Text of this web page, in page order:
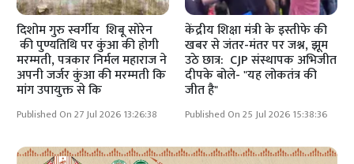
दिशोम गुरु स्वर्गीय शिबू सोरेन
की पुण्यतिथि पर कुंआ की होगी
मरम्मती, पत्रकार निर्मल महाराज ने
अपनी जर्जर कुंआ की मरम्मती कि
मांग उपायुक्त से कि
Published On 27 Jul 2026 13:26:38
केंद्रीय शिक्षा मंत्री के इस्तीफे की
खबर से जंतर-मंतर पर जश्न, झूम
उठे छात्र: CJP संस्थापक अभिजीत
दीपके बोले- "यह लोकतंत्र की
जीत है"
Published On 25 Jul 2026 15:38:36